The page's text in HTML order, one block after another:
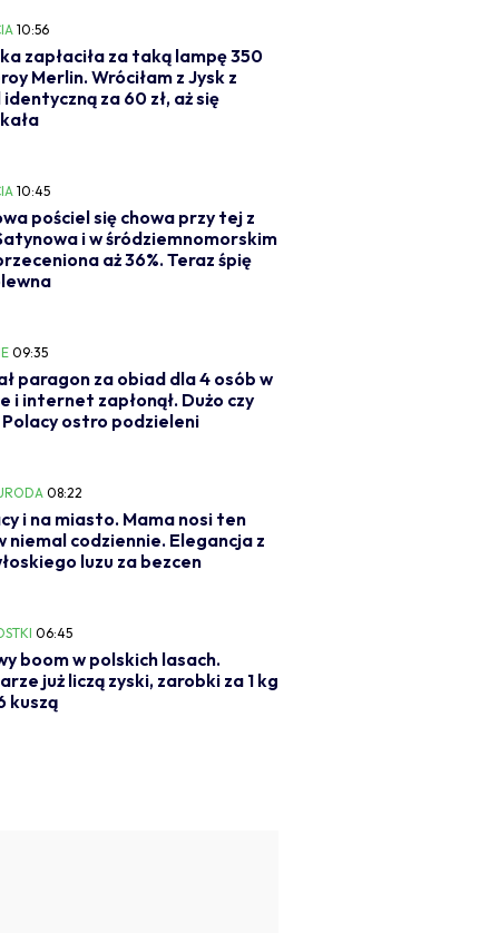
10:56
zapłaciła za taką lampę 350
Merlin. Wróciłam z Jysk z
za 60 zł, aż się
10:45
pościel się chowa przy tej z
i w śródziemnomorskim
aż 36%. Teraz śpię
09:35
paragon za obiad dla 4 osób w
i internet zapłonął. Dużo czy
Polacy ostro podzieleni
08:22
i na miasto. Mama nosi ten
niemal codziennie. Elegancja z
luzu za bezcen
06:45
boom w polskich lasach.
już liczą zyski, zarobki za 1 kg
kuszą